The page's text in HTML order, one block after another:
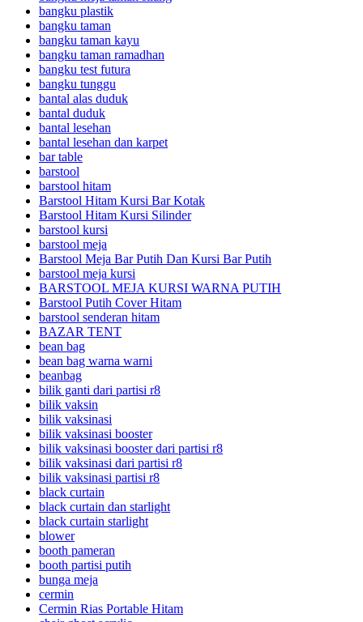
bangku plastik
bangku taman
bangku taman kayu
bangku taman ramadhan
bangku test futura
bangku tunggu
bantal alas duduk
bantal duduk
bantal lesehan
bantal lesehan dan karpet
bar table
barstool
barstool hitam
Barstool Hitam Kursi Bar Kotak
Barstool Hitam Kursi Silinder
barstool kursi
barstool meja
Barstool Meja Bar Putih Dan Kursi Bar Putih
barstool meja kursi
BARSTOOL MEJA KURSI WARNA PUTIH
Barstool Putih Cover Hitam
barstool senderan hitam
BAZAR TENT
bean bag
bean bag warna warni
beanbag
bilik ganti dari partisi r8
bilik vaksin
bilik vaksinasi
bilik vaksinasi booster
bilik vaksinasi booster dari partisi r8
bilik vaksinasi dari partisi r8
bilik vaksinasi partisi r8
black curtain
black curtain dan starlight
black curtain starlight
blower
booth pameran
booth partisi putih
bunga meja
cermin
Cermin Rias Portable Hitam